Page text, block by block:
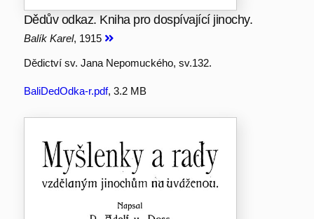
Dědův odkaz. Kniha pro dospívající jinochy.
Balík Karel, 1915
Dědictví sv. Jana Nepomuckého, sv.132.
BaliDedOdka-r.pdf, 3.2 MB